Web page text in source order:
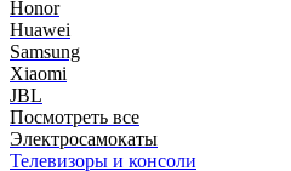
Honor
Huawei
Samsung
Xiaomi
JBL
Посмотреть все
Электросамокаты
Телевизоры и консоли